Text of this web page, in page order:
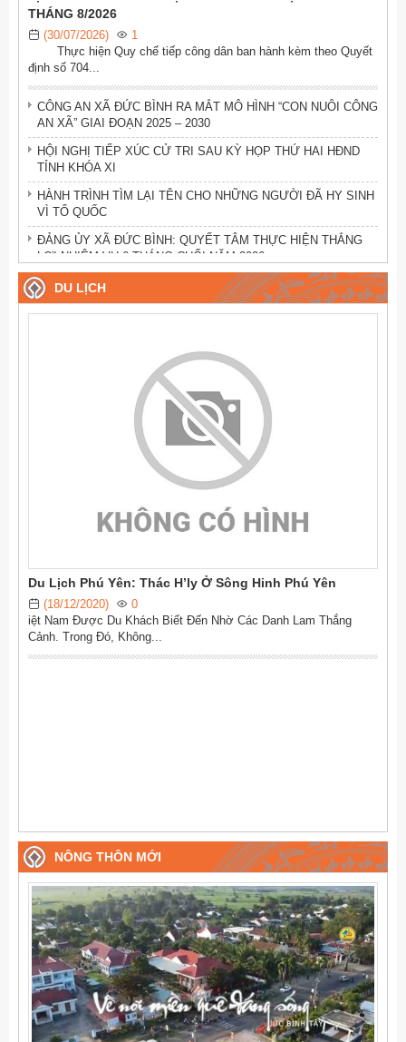
THÁNG 8/2026
(30/07/2026)
1
Thực hiện Quy chế tiếp công dân ban hành kèm theo Quyết
định số 704...
CÔNG AN XÃ ĐỨC BÌNH RA MẮT MÔ HÌNH “CON NUÔI CÔNG
AN XÃ” GIAI ĐOẠN 2025 – 2030
HỘI NGHỊ TIẾP XÚC CỬ TRI SAU KỲ HỌP THỨ HAI HĐND
TỈNH KHÓA XI
HÀNH TRÌNH TÌM LẠI TÊN CHO NHỮNG NGƯỜI ĐÃ HY SINH
VÌ TỔ QUỐC
ĐẢNG ỦY XÃ ĐỨC BÌNH: QUYẾT TÂM THỰC HIỆN THẮNG
LỢI NHIỆM VỤ 6 THÁNG CUỐI NĂM 2026
ĐẢNG ỦY UBND XÃ ĐỨC BÌNH: CÔNG BỐ CÁC QUYẾT ĐỊNH
THÀNH LẬP CHI BỘ TRỰC THUỘC
KỲ HỌP THỨ HAI HĐND XÃ ĐỨC BÌNH KHÓA II: THÔNG QUA
NHIỀU NGHỊ QUYẾT QUAN TRỌNG
ĐỨC BÌNH: KIỆN TOÀN TỔ CHỨC BỘ MÁY SAU SẮP XẾP
ĐƠN VỊ HÀNH CHÍNH
HĐND XÃ ĐỨC BÌNH THÔNG QUA CÁC NGHỊ QUYẾT VỀ
BIÊN CHẾ VÀ NGÂN SÁCH NĂM 2025
UBND xã Đức Bình tổ chức Hội nghị gặp mặt, đối thoại giữa
chính quyền với các doanh nghiệp, hợp tác xã và hộ kinh doanh
TRIỂN KHAI CÀI ĐẶT SỔ TAY ĐẢNG VIÊN ĐIỆN TỬ
ĐOÀN KIỂM TRA SỞ NỘI VỤ HƯỚNG DẪN, KIỂM TRA CÔNG
TÁC CẢI CÁCH HÀNH CHÍNH, VĂN THƯ LƯU TRỮ TẠI UBND
XÃ ĐỨC BÌNH
HỘI ĐỒNG NHÂN DÂN XÃ ĐỨC BÌNH TỔ CHỨC KỲ HỌP THỨ
DU LỊCH
Du Lịch Phú Yên: Thác H’ly Ở Sông Hinh Phú Yên
(18/12/2020)
0
iệt Nam Được Du Khách Biết Đến Nhờ Các Danh Lam Thắng
Cảnh. Trong Đó, Không...
NÔNG THÔN MỚI